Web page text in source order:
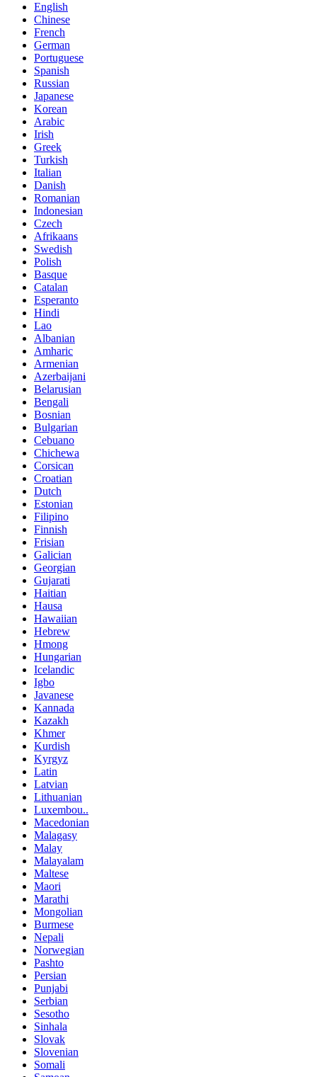
English
Chinese
French
German
Portuguese
Spanish
Russian
Japanese
Korean
Arabic
Irish
Greek
Turkish
Italian
Danish
Romanian
Indonesian
Czech
Afrikaans
Swedish
Polish
Basque
Catalan
Esperanto
Hindi
Lao
Albanian
Amharic
Armenian
Azerbaijani
Belarusian
Bengali
Bosnian
Bulgarian
Cebuano
Chichewa
Corsican
Croatian
Dutch
Estonian
Filipino
Finnish
Frisian
Galician
Georgian
Gujarati
Haitian
Hausa
Hawaiian
Hebrew
Hmong
Hungarian
Icelandic
Igbo
Javanese
Kannada
Kazakh
Khmer
Kurdish
Kyrgyz
Latin
Latvian
Lithuanian
Luxembou..
Macedonian
Malagasy
Malay
Malayalam
Maltese
Maori
Marathi
Mongolian
Burmese
Nepali
Norwegian
Pashto
Persian
Punjabi
Serbian
Sesotho
Sinhala
Slovak
Slovenian
Somali